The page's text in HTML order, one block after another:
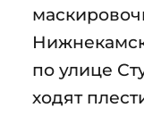
по улице
ходят